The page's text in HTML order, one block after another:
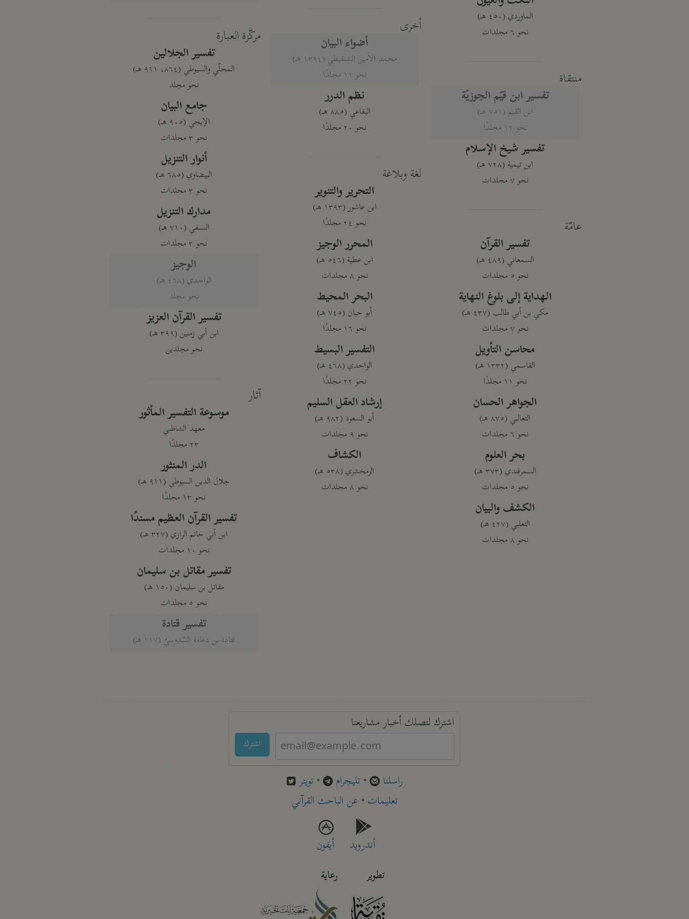
الماوردي (٤٥٠ هـ)
نحو ٦ مجلدات
منتقاة
تفسير ابن قيّم الجوزيّة
ابن القيم (٧٥١ هـ)
نحو ١٢ مجلدًا
تفسير شيخ الإسلام
ابن تيمية (٧٢٨ هـ)
نحو ٧ مجلدات
عامّة
تفسير القرآن
السمعاني (٤٨٩ هـ)
نحو ٥ مجلدات
الهداية إلى بلوغ النهاية
مكي بن أبي طالب (٤٣٧ هـ)
نحو ٧ مجلدات
محاسن التأويل
القاسمي (١٣٣٢ هـ)
نحو ١١ مجلدًا
الجواهر الحسان
الثعالبي (٨٧٥ هـ)
نحو ٦ مجلدات
بحر العلوم
السمرقندي (٣٧٣ هـ)
نحو ٥ مجلدات
الكشف والبيان
الثعلبي (٤٢٧ هـ)
نحو ٨ مجلدات
أخرى
أضواء البيان
محمد الأمين الشنقيطي (١٣٩٤ هـ)
نحو ١١ مجلدًا
نظم الدرر
البقاعي (٨٨٥ هـ)
نحو ٢٠ مجلدًا
لغة وبلاغة
التحرير والتنوير
ابن عاشور (١٣٩٣ هـ)
نحو ٢٤ مجلدًا
المحرر الوجيز
ابن عطية (٥٤٦ هـ)
نحو ٨ مجلدات
البحر المحيط
أبو حيان (٧٤٥ هـ)
نحو ١٦ مجلدًا
التفسير البسيط
الواحدي (٤٦٨ هـ)
نحو ٢٢ مجلدًا
إرشاد العقل السليم
أبو السعود (٩٨٢ هـ)
نحو ٩ مجلدات
الكشاف
الزمخشري (٥٣٨ هـ)
نحو ٨ مجلدات
مركَّزة العبارة
تفسير الجلالين
المحلّي والسيوطي (٨٦٤، ٩١١ هـ)
نحو مجلد
جامع البيان
الإيجي (٩٠٥ هـ)
نحو ٣ مجلدات
أنوار التنزيل
البيضاوي (٦٨٥ هـ)
نحو ٣ مجلدات
مدارك التنزيل
النسفي (٧١٠ هـ)
نحو ٣ مجلدات
الوجيز
الواحدي (٤٦٨ هـ)
نحو مجلد
تفسير القرآن العزيز
ابن أبي زمنين (٣٩٩ هـ)
نحو مجلدين
آثار
موسوعة التفسير المأثور
معهد الشاطبي
٢٣ مجلدًا
الدر المنثور
جلال الدين السيوطي (٩١١ هـ)
نحو ١٣ مجلدًا
تفسير القرآن العظيم مسندًا
ابن أبي حاتم الرازي (٣٢٧ هـ)
نحو ١٠ مجلدات
تفسير مقاتل بن سليمان
مقاتل بن سليمان (١٥٠ هـ)
نحو ٥ مجلدات
تفسير قتادة
قتادة بن دعامة السّدوسيّ (١١٧ هـ)
اشترك لتصلك أخبار مشاريعنا
اشترك
راسلنا • تليجرام • تويتر
تعليمات• عن الباحث القرآني
أندرويد
أيفون
تطوير
رعاية